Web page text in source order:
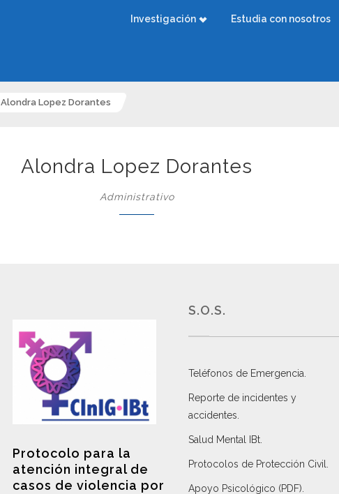
Investigación Estudia con nosotros
Alondra Lopez Dorantes
Alondra Lopez Dorantes
Administrativo
Protocolo para la
atención integral de
casos de violencia por
S.O.S.
Teléfonos de Emergencia.
Reporte de incidentes y
accidentes
Salud Mental IBt
Protocolos de Protección Civil
Apoyo Psicológico (PDF)